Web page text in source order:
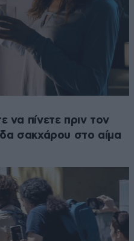
να πίνετε πριν τον
σακχάρου στο αίμα